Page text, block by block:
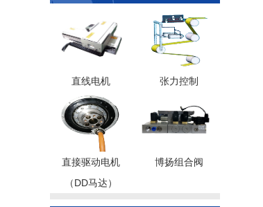
直线电机 张力控制
直接驱动电机
（DD马达）
博扬组合阀